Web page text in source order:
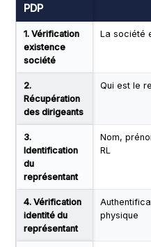
PDP
1. Vérification
existence
société
La société
2.
Récupération
des dirigeants
Qui est le
3.
Identification
du
représentant
Nom,
RL
4. Vérification
identité du
représentant
physique